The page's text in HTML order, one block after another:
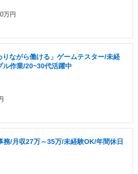
万円
りながら働ける」ゲームテスター/未経
作業/20~30代活躍中
務/月収27万～35万/未経験OK/年間休日